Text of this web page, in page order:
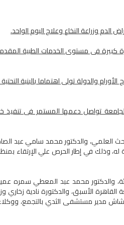
وزراعة النخاع وعلاج اليوم الواحد.
كبيرة فى مستوى الخدمات الطبية
والدولة تولى اهتماما بالبنية
تواصل دعمها المستمر فى تنفيذ
العلمي، والدكتور محمد سامي عبد
له، وذلك في إطار الحرص علي الإرتقاء
والدكتور محمد عبد المعطي سمره
الأسبق، والدكتورة نادية زخاري
مدير مستشفى الثدي بالتجمع،